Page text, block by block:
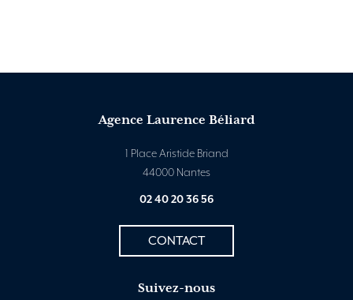
Agence Laurence Béliard
1 Place Aristide Briand
44000 Nantes
02 40 20 36 56
CONTACT
Suivez-nous